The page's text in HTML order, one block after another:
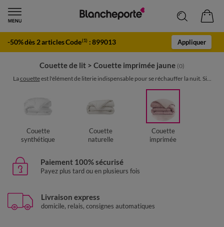
-50% dès 2 articles Code(1) :899013 Appliquer
Couette de lit > Couette imprimée jaune (0)
Lacouetteest l'élément de literie indispensable pour se réchauffer la nuit. Si...
Couette
synthétique
Couette
naturelle
Couette
imprimée
Paiement 100% sécurisé
Payez plus tard ou en plusieurs fois
Livraison express
domicile, relais, consignes automatiques